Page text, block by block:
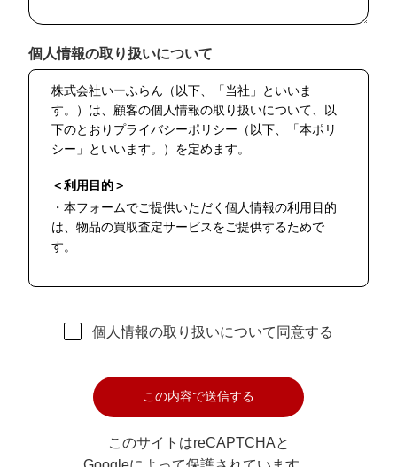
個人情報の取り扱いについて
株式会社いーふらん（以下、「当社」といいま
す。）は、顧客の個人情報の取り扱いについて、以
下のとおりプライバシーポリシー（以下、「本ポリ
シー」といいます。）を定めます。
＜利用目的＞
・本フォームでご提供いただく個人情報の利用目的
は、物品の買取査定サービスをご提供するためで
す。
意なく第三者に提供することはありません。
・当個人情報の取扱いの委託することがあります。
委託にあたっては、その取扱いを委託された個人情
する必要かつ適切な監督を行います。
個人情報の取り扱いについて同意する
このサイトはreCAPTCHAと